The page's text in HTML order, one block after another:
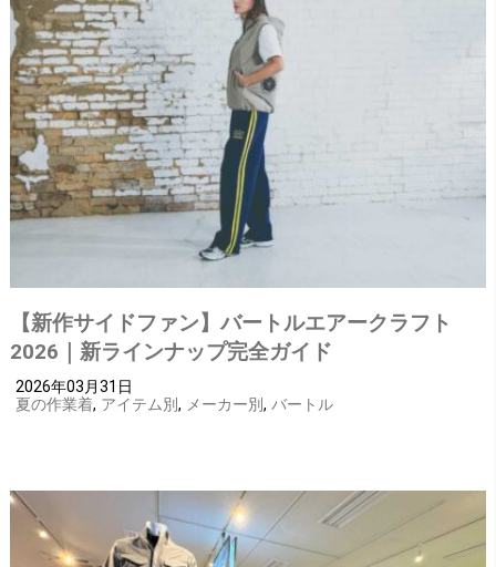
【新作サイドファン】バートルエアークラフト
2026｜新ラインナップ完全ガイド
2026年03月31日
夏の作業着, アイテム別, メーカー別, バートル